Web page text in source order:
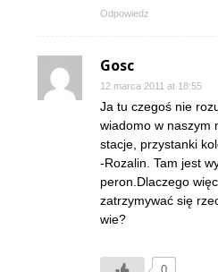
Odpowiedz
Gosc
12 marca 2011 at 18:55
Ja tu czegoś nie
wiadomo w naszym
stacje, przystanki
-Rozalin. Tam jest
peron.Dlaczego
zatrzymywać się
wie?